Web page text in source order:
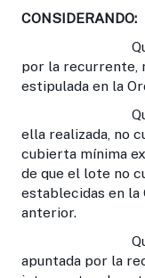
CONSIDERANDO:
Que la
por la recurrente,
estipulada en la
Que
ella realizada, no
cubierta mínima
de que el lote no
establecidas en la
anterior.
Que la
apuntada por la